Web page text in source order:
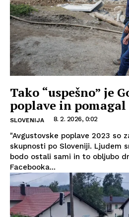
Tako “uspešno” je
poplave in
SLOVENIJA 8. 2. 2026, 0:02
"Avgustovske poplave 2023 so
skupnosti po Sloveniji. Ljudem
bodo ostali sami in to obljubo
Facebooka...